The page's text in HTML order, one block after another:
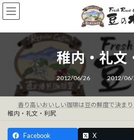
コ
ン
ン
プ
ナ
ビ
ー
動
稚内・礼文
2012/06/26
最
終
更
新
日
時
:
2012/
香り高いおいしい珈琲は豆の鮮度で決ま
稚内・礼文・利尻
Facebook X